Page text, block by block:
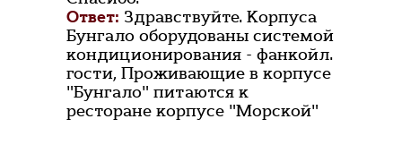
Ответ: Здравствуйте. Корпуса
Бунгало оборудованы системой
кондиционирования - фанкойл.
гости, Проживающие в корпусе
"Бунгало" питаются к
ресторане корпусе "Морской"